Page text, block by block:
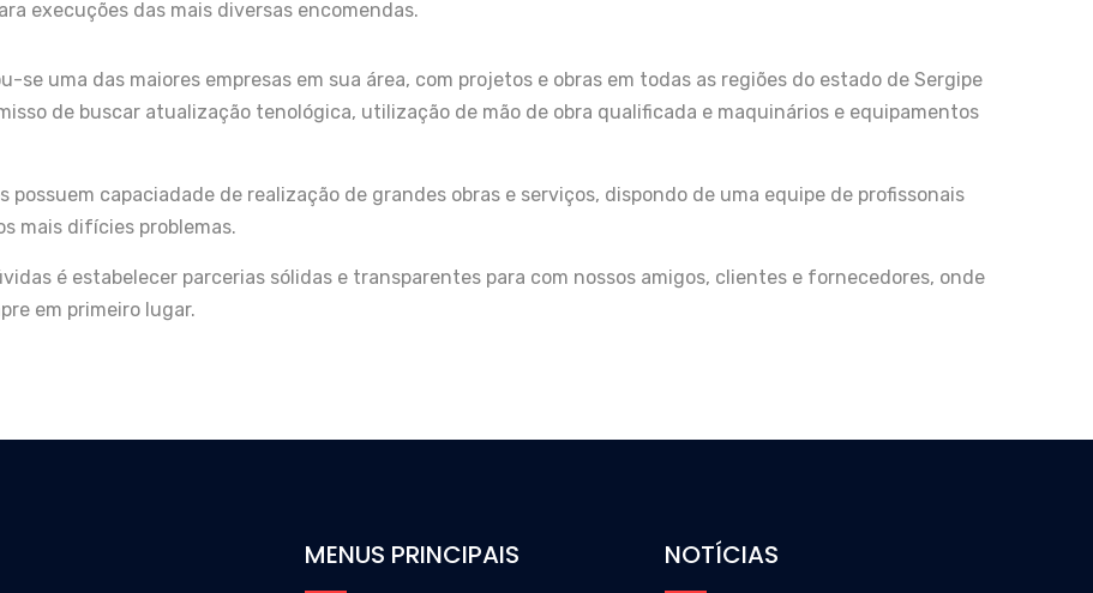
execuções das mais diversas encomendas.
se uma das maiores empresas em sua área, com projetos e obras em todas as regiões do estado de Sergipe
de buscar atualização tenológica, utilização de mão de obra qualificada e maquinários e equipamentos
possuem capaciadade de realização de grandes obras e serviços, dispondo de uma equipe de profissonais
mais difícies problemas.
é estabelecer parcerias sólidas e transparentes para com nossos amigos, clientes e fornecedores, onde
em primeiro lugar.
MENUS PRINCIPAIS NOTÍCIAS